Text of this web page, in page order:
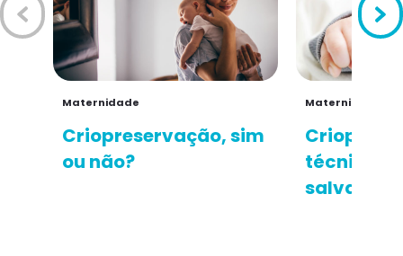
Maternidade
Criopreservação, sim
ou não?
Maternidade
técnica
salvar